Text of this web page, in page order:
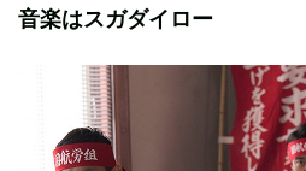
音楽はスガダイロー